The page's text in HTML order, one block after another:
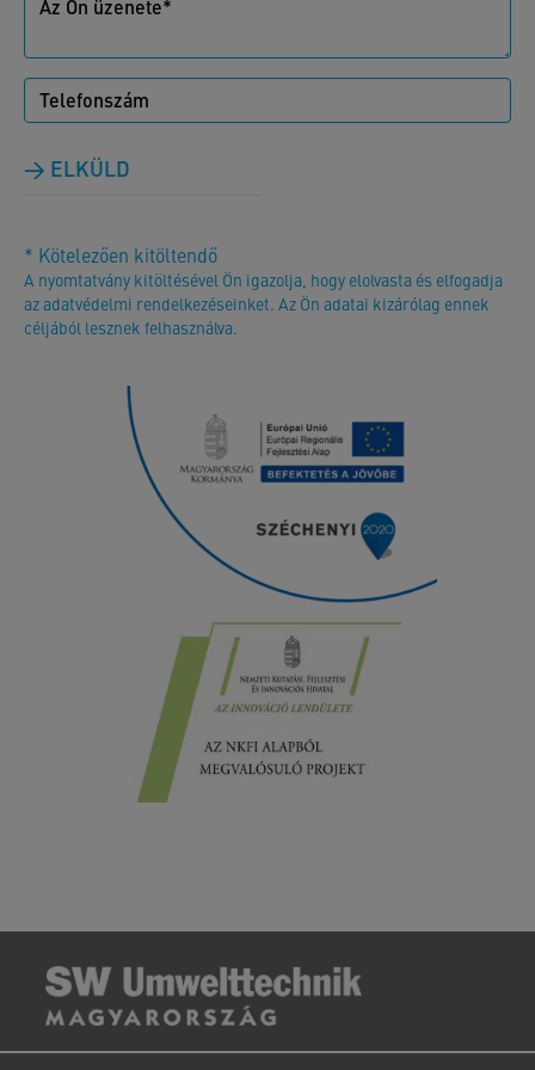
ELKÜLD
* Kötelezően kitöltendő
A nyomtatvány kitöltésével Ön igazolja, hogy elolvasta és elfogadja
az adatvédelmi rendelkezéseinket. Az Ön adatai kizárólag ennek
céljából lesznek felhasználva.